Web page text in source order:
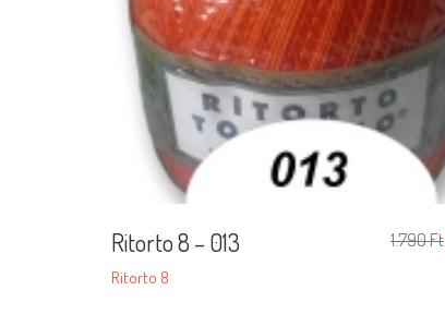
Ritorto 8 – 013
Ritorto 8
1.790Ft